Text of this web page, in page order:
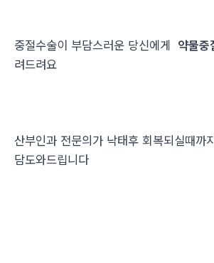
중절수술이 부담스러운 당신에게 약물중
려드려요
산부인과 전문의가 낙태후 회복되실때까
담도와드립니다